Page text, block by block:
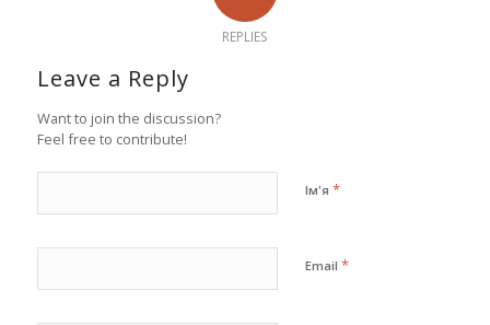
REPLIES
Leave a Reply
Want to join the discussion?
Feel free to contribute!
Ім'я *
Email *